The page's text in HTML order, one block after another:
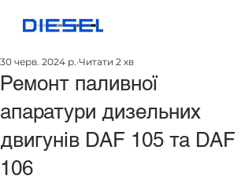
Ремонт паливної
апаратури дизельних
двигунів DAF 105 та DAF
106
30 черв. 2024 р. Читати 2 хв